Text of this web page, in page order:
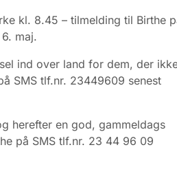
kl. 8.45 – tilmelding til Birthe
maj.
ind over land for dem, der
SMS tlf.nr. 23449609 senest
herefter en god, gammeldags
på SMS tlf.nr. 23 44 96 09